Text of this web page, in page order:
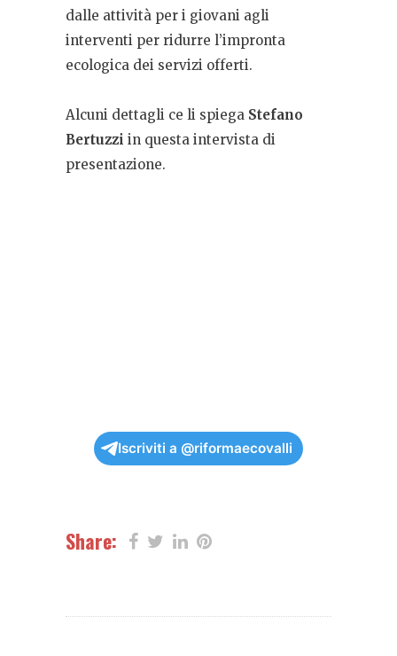
dalle attività per i giovani agli
interventi per ridurre l’impronta
ecologica dei servizi offerti.
Alcuni dettagli ce li spiega Stefano
Bertuzzi in questa intervista di
presentazione.
Iscriviti a @riformaecovalli
Share: